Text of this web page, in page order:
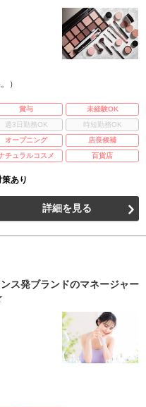
）
賞与
未経験OK
週3日勤務OK
時短勤務OK
オープニング
店長候補
チュラルコスメ 百貨店
あり
詳細を見る
ス発ブランドのマネージャー